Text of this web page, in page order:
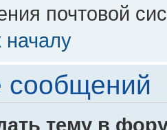
почтовой
началу
сообщений
тему в